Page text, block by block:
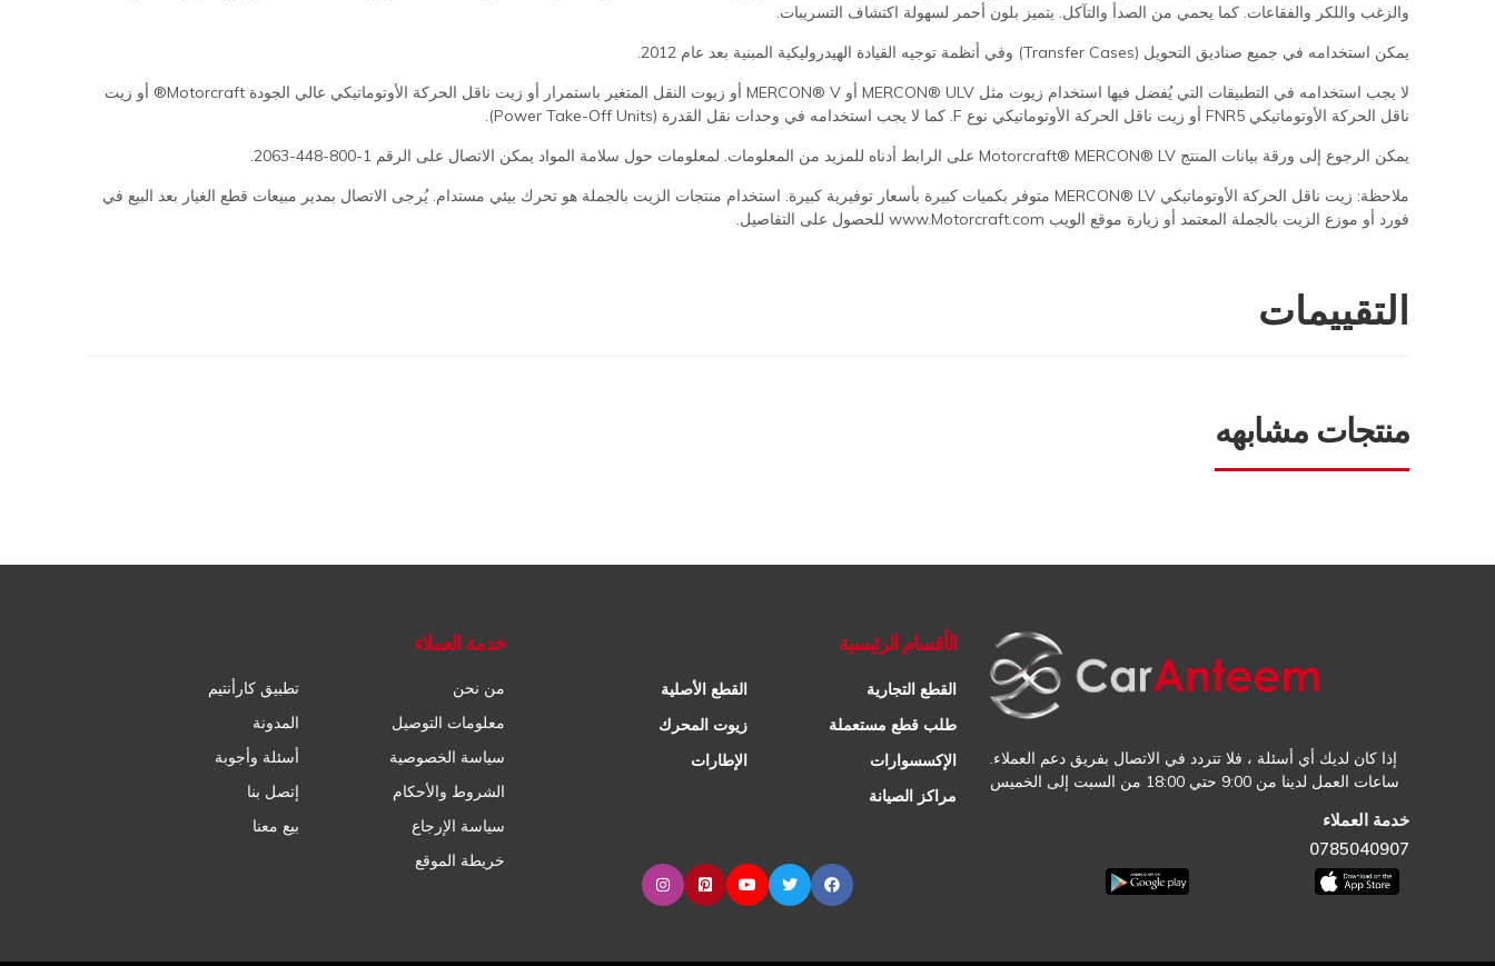
والزغب واللكر والفقاعات. كما يحمي من الصدأ والتآكل. يتميز بلون أحمر لسهولة اكتشاف التسريبات.
يمكن استخدامه في جميع صناديق التحويل (Transfer Cases) وفي أنظمة توجيه القيادة الهيدروليكية المبنية بعد عام 2012.
لا يجب استخدامه في التطبيقات التي يُفضل فيها استخدام زيوت مثل MERCON® ULV أو MERCON® V أو زيوت النقل المتغير باستمرار أو زيت ناقل الحركة الأوتوماتيكي عالي الجودة Motorcraft® أو زيت
ناقل الحركة الأوتوماتيكي FNR5 أو زيت ناقل الحركة الأوتوماتيكي نوع F. كما لا يجب استخدامه في وحدات نقل القدرة (Power Take-Off Units).
يمكن الرجوع إلى ورقة بيانات المنتج Motorcraft® MERCON® LV على الرابط أدناه للمزيد من المعلومات. لمعلومات حول سلامة المواد يمكن الاتصال على الرقم 1-800-448-2063.
ملاحظة: زيت ناقل الحركة الأوتوماتيكي MERCON® LV متوفر بكميات كبيرة بأسعار توفيرية كبيرة. استخدام منتجات الزيت بالجملة هو تحرك بيئي مستدام. يُرجى الاتصال بمدير مبيعات قطع الغيار بعد البيع في
فورد أو موزع الزيت بالجملة المعتمد أو زيارة موقع الويب www.Motorcraft.com للحصول على التفاصيل.
التقييمات
منتجات مشابهه
إذا كان لديك أي أسئلة ، فلا تتردد في الاتصال بفريق دعم العملاء.
ساعات العمل لدينا من 9:00 حتي 18:00 من السبت إلى الخميس
خدمة العملاء
0785040907
الأقسام الرئيسية
القطع التجارية
القطع الأصلية
طلب قطع مستعملة
زيوت المحرك
الإكسسوارات
الإطارات
مراكز الصيانة
خدمة العملاء
من نحن
تطبيق كارأنتيم
معلومات التوصيل
المدونة
سياسة الخصوصية
أسئلة وأجوبة
الشروط والأحكام
إتصل بنا
سياسة الإرجاع
بيع معنا
خريطة الموقع